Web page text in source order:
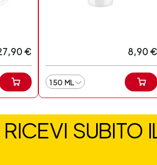
€ 8,90 €
150 ML
SUBITO